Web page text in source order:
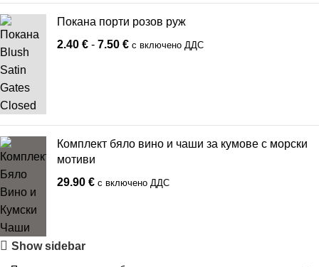
Покана порти розов руж
2.40 € - 7.50 € с включено ДДС
Комплект бяло вино и чаши за кумове с морски
мотиви
29.90 € с включено ДДС
Show sidebar